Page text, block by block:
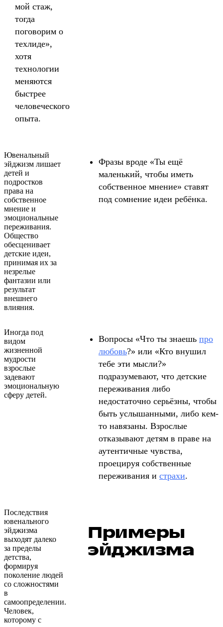
мой стаж,
тогда
поговорим о
техлиде»,
хотя
технологии
меняются
быстрее
человеческого
опыта.
Ювенальный
эйджизм лишает
детей и
подростков
права на
собственное
мнение и
эмоциональные
переживания.
Общество
обесценивает
детские идеи,
принимая их за
незрелые
фантазии или
результат
внешнего
влияния.
Фразы вроде «Ты ещё
маленький, чтобы иметь
собственное мнение» ставят
под сомнение идеи ребёнка.
Иногда под
видом
жизненной
мудрости
взрослые
задевают
эмоциональную
сферу детей.
Вопросы «Что ты знаешь про
любовь?» или «Кто внушил
тебе эти мысли?»
подразумевают, что детские
переживания либо
недостаточно серьёзны, чтобы
быть услышанными, либо кем-
то навязаны. Взрослые
отказывают детям в праве на
аутентичные чувства,
проецируя собственные
переживания и страхи.
Последствия
ювенального
эйджизма
выходят далеко
за пределы
детства,
формируя
поколение людей
со сложностями
в
самоопределении.
Человек,
которому с
Примеры
эйджизма